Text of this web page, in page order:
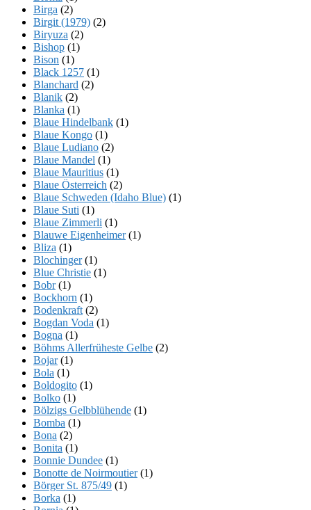
Birga (2)
Birgit (1979) (2)
Biryuza (2)
Bishop (1)
Bison (1)
Black 1257 (1)
Blanchard (2)
Blanik (2)
Blanka (1)
Blaue Hindelbank (1)
Blaue Kongo (1)
Blaue Ludiano (2)
Blaue Mandel (1)
Blaue Mauritius (1)
Blaue Österreich (2)
Blaue Schweden (Idaho Blue) (1)
Blaue Suti (1)
Blaue Zimmerli (1)
Blauwe Eigenheimer(1)
Bliza (1)
Blochinger(1)
Blue Christie (1)
Bobr(1)
Bockhorn (1)
Bodenkraft (2)
Bogdan Voda (1)
Bogna (1)
Böhms Allerfrüheste Gelbe (2)
Bojar(1)
Bola (1)
Boldogito (1)
Bolko (1)
Bölzigs Gelbblühende (1)
Bomba (1)
Bona (2)
Bonita (1)
Bonnie Dundee (1)
Bonotte de Noirmoutier(1)
Börger St. 875/49 (1)
Borka (1)